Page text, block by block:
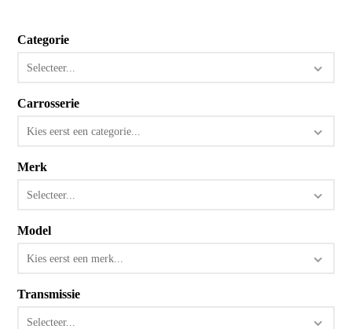
Categorie
Selecteer...
Carrosserie
Kies eerst een categorie...
Merk
Selecteer...
Model
Kies eerst een merk...
Transmissie
Selecteer...